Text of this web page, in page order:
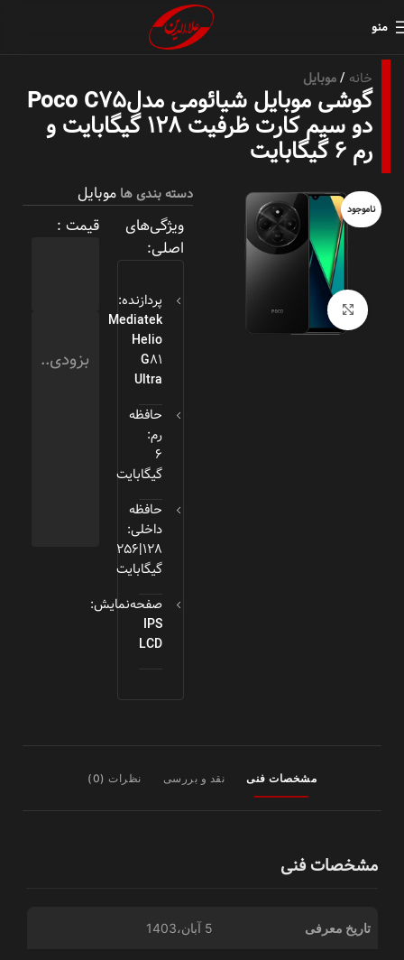
منو
خانه موبایل
گوشی موبایل شیائومی مدلPoco C75
دو سیم کارت ظرفیت ۱۲۸ گیگابایت و
رم ۶ گیگابایت
ناموجود
بزرگنمایی تصویر
دسته بندی ها موبایل
ویژگی‌های
اصلی:
پردازنده:
Mediatek
Helio
G81
Ultra
حافظه
رم:
6
گیگابایت
حافظه
داخلی:
128|256
گیگابایت
صفحه‌نمایش:
IPS
LCD
قیمت :
بزودی..
مشخصات فنی نقد و بررسی نظرات (0)
مشخصات فنی
تاریخ معرفی 5 آبان،1403